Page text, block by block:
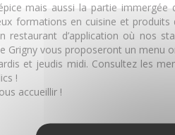
mais aussi la partie immergée
formations en cuisine et
restaurant d’application où nos
Grigny vous proposeront un menu
et jeudis midi. Consultez les
!
accueillir !